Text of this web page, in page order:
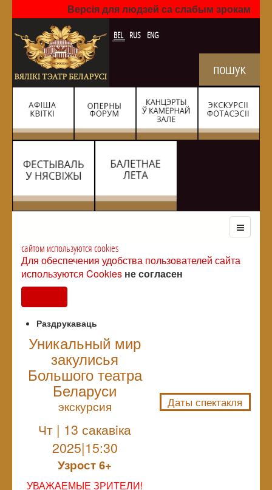
Версія для людзей са слабым зрокам
BEL RUS ENG
сайтом используются cookies
Для обеспечения удобства пользователей сайта
используются Cookies не согласен
Раздрукаваць
Уникальный мир
закулисья
Большого театра
Беларуси
экскурсия
Чт | 13 сакавiка
2025|15:30
Узрoст 6+
УВАЖАЕМЫЕ ЗРИТЕЛИ!
Даты спектакля